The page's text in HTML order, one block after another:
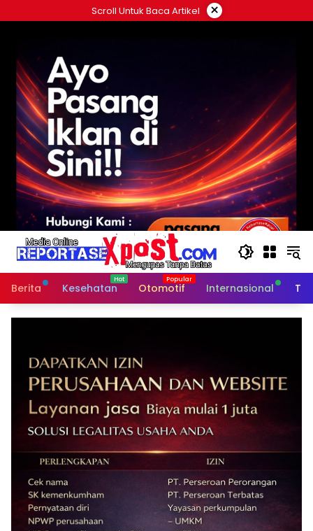
ke
Scroll Untuk Baca Artikel ×
Berita Kesehatan Otomotif Internasional